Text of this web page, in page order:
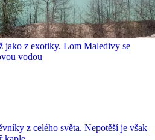
jako z exotiky. Lom Maledivy se
vodou
z celého světa. Nepotěší je však